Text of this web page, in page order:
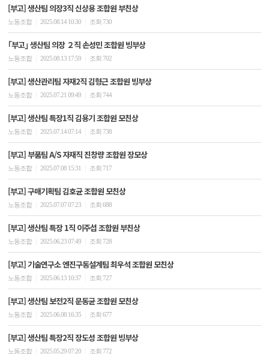
[부고] 생산팀 의장3직 신상용 조합원 부친상
노동조합 2025.08.14 10:30 조회 730
｢부고｣ 생산팀 의장 ２직 손성민 조합원 빙부상
노동조합 2025.08.13 17:59 조회 702
[부고] 생산관리팀 자재2직 김형근 조합원 빙부상
노동조합 2025.07.21 09:49 조회 744
[부고] 생산팀 특장1직 김용기 조합원 모친상
노동조합 2025.07.14 07:14 조회 738
[부고] 부품팀 A/S 자재직 진창량 조합원 장모상
노동조합 2025.07.08 15:31 조회 717
[부고] 구매기획팀 김호균 조합원 모친상
노동조합 2025.07.07 07:23 조회 688
[부고] 생산팀 특장 1직 이주섭 조합원 부친상
노동조합 2025.06.23 07:49 조회 728
[부고] 기술연구소 엔진구동설계팀 최우석 조합원 모친상
노동조합 2025.06.13 10:37 조회 727
[부고] 생산팀 보전2직 문동균 조합원 모친상
노동조합 2025.06.08 16:35 조회 677
[부고] 생산팀 특장2직 장도성 조합원 빙부상
노동조합 2025.05.29 07:20 조회 772